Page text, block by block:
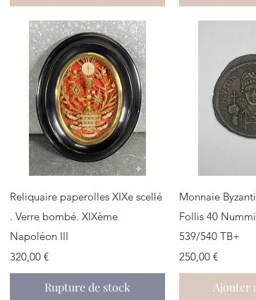
Aperçu rapide
Reliquaire paperolles XIXe scellé
. Verre bombé. XIXème
Napoléon III
Prix
320,00 €
Rupture de stock
Monnaie
Follis 40
539/540 TB+
Prix
250,00 €
Ajouter